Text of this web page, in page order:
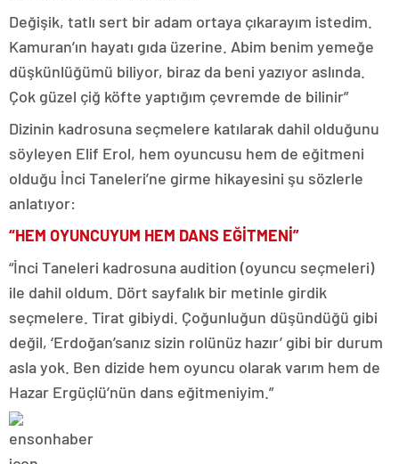
Değişik, tatlı sert bir adam ortaya çıkarayım istedim.
Kamuran’ın hayatı gıda üzerine. Abim benim yemeğe
düşkünlüğümü biliyor, biraz da beni yazıyor aslında.
Çok güzel çiğ köfte yaptığım çevremde de bilinir”
Dizinin kadrosuna seçmelere katılarak dahil olduğunu
söyleyen Elif Erol, hem oyuncusu hem de eğitmeni
olduğu İnci Taneleri’ne girme hikayesini şu sözlerle
anlatıyor:
“HEM OYUNCUYUM HEM DANS EĞİTMENİ”
“İnci Taneleri kadrosuna audition (oyuncu seçmeleri)
ile dahil oldum. Dört sayfalık bir metinle girdik
seçmelere. Tirat gibiydi. Çoğunluğun düşündüğü gibi
değil, ‘Erdoğan’sanız sizin rolünüz hazır’ gibi bir durum
asla yok. Ben dizide hem oyuncu olarak varım hem de
Hazar Ergüçlü’nün dans eğitmeniyim.”